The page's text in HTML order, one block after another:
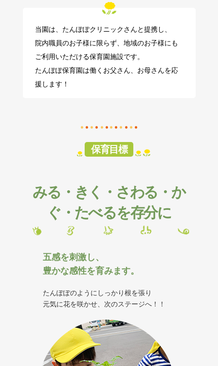
当園は、たんぽぽクリニックさんと提携し、
院内職員のお子様に限らず、地域のお子様にも
ご利用いただける保育園施設です。
たんぽぽ保育園は働くお父さん、お母さんを応
援します！
保育目標
みる・きく・さわる・か
ぐ・たべるを存分に
五感を刺激し、
豊かな感性を育みます。
たんぽぽのようにしっかり根を張り
元気に花を咲かせ、次のステージへ！！